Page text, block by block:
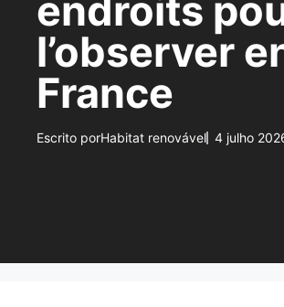
endroits
l’observer
France
Escrito porHabitat renovável 4 julho